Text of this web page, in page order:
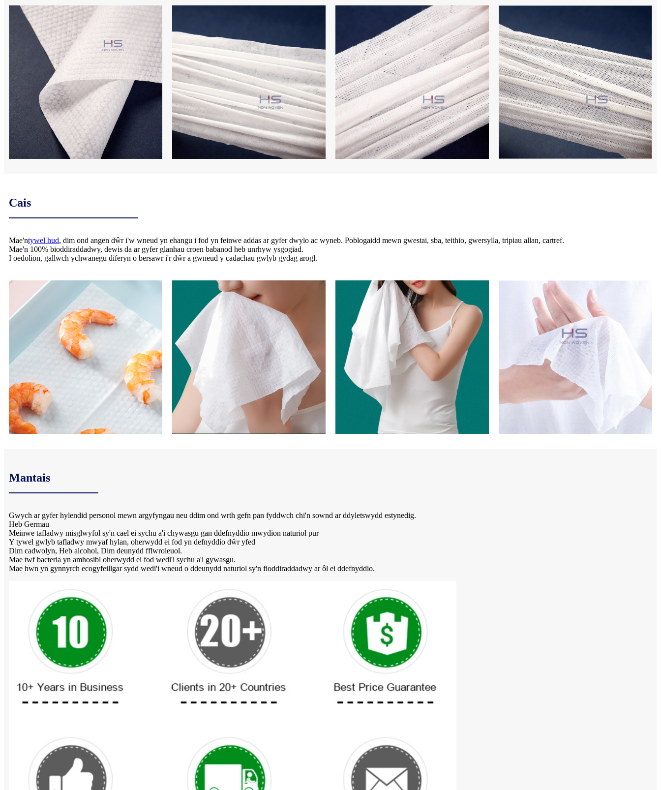
Cais
Mae'ntywel hud, dim ond angen dŵr i'w wneud yn ehangu i fod yn feinwe addas ar gyfer dwylo ac wyneb. Poblogaidd mewn gwestai, sba, teithio, gwersylla, tripiau allan, cartref.
Mae'n 100% bioddiraddadwy, dewis da ar gyfer glanhau croen babanod heb unrhyw ysgogiad.
I oedolion, gallwch ychwanegu diferyn o bersawr i'r dŵr a gwneud y cadachau gwlyb gydag arogl.
Mantais
Gwych ar gyfer hylendid personol mewn argyfyngau neu ddim ond wrth gefn pan fyddwch chi'n sownd ar ddyletswydd estynedig.
Heb Germau
Meinwe tafladwy misglwyfol sy'n cael ei sychu a'i chywasgu gan ddefnyddio mwydion naturiol pur
Y tywel gwlyb tafladwy mwyaf hylan, oherwydd ei fod yn defnyddio dŵr yfed
Dim cadwolyn, Heb alcohol, Dim deunydd fflwroleuol.
Mae twf bacteria yn amhosibl oherwydd ei fod wedi'i sychu a'i gywasgu.
Mae hwn yn gynnyrch ecogyfeillgar sydd wedi'i wneud o ddeunydd naturiol sy'n fioddiraddadwy ar ôl ei ddefnyddio.